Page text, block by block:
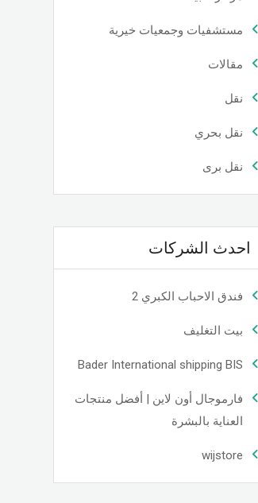
مستشفيات وجمعيات خيرية
مقالات
نقل
نقل بحري
نقل برى
احدث الشركات
فندق الاحباب الكبري 2
بيت التغليف
Bader International shipping BIS
فارموجال أون لاين | أفضل منتجات
العناية بالبشرة
wijstore